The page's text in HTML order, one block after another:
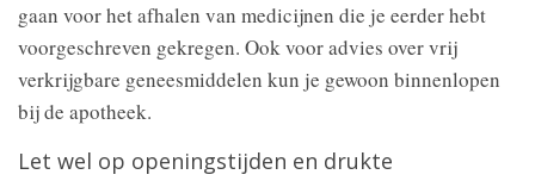
gaan voor het afhalen van medicijnen die je eerder hebt
voorgeschreven gekregen. Ook voor advies over vrij
verkrijgbare geneesmiddelen kun je gewoon binnenlopen
bij de apotheek.
Let wel op openingstijden en drukte